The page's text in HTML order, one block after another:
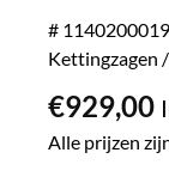
#
Kettingzagen
€929,00
Alle prijzen